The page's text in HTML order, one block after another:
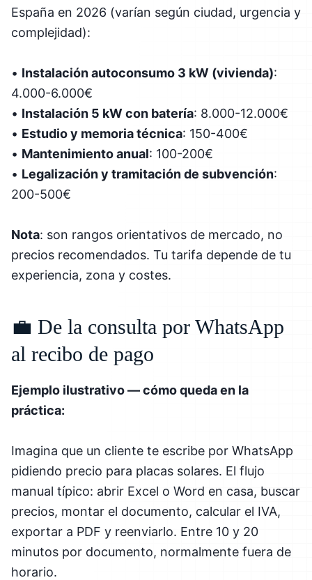
España en 2026 (varían según ciudad, urgencia y
complejidad):
• Instalación autoconsumo 3 kW (vivienda):
4.000-6.000€
• Instalación 5 kW con batería: 8.000-12.000€
• Estudio y memoria técnica: 150-400€
• Mantenimiento anual: 100-200€
• Legalización y tramitación de subvención:
200-500€
Nota: son rangos orientativos de mercado, no
precios recomendados. Tu tarifa depende de tu
experiencia, zona y costes.
💼 De la consulta por WhatsApp
al recibo de pago
Ejemplo ilustrativo — cómo queda en la
práctica:
Imagina que un cliente te escribe por WhatsApp
pidiendo precio para placas solares. El flujo
manual típico: abrir Excel o Word en casa, buscar
precios, montar el documento, calcular el IVA,
exportar a PDF y reenviarlo. Entre 10 y 20
minutos por documento, normalmente fuera de
horario.